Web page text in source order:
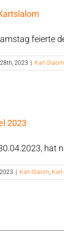
feierte
2023 | Kart-Slalom
2023
hat
| Kart-Slalom